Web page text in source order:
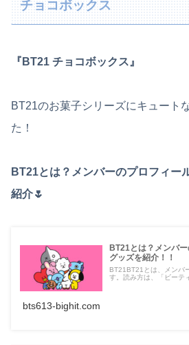
チョコボックス
『BT21 チョコボックス』
BT21のお菓子シリーズにキュート
た！
BT21とは？メンバーのプロフィー
紹介🌷
BT21とは？メンバ
グッズを紹介！！
BT21BT21とは、メンバ
す。読み方は、「ビーテ
bts613-bighit.com